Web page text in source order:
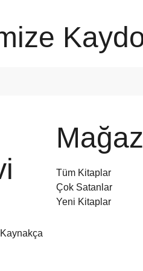
Tüm Kitaplar
Çok Satanlar
Yeni Kitaplar